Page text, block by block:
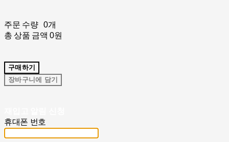
주문 수량
0개
총 상품 금액 0원
구매하기
장바구니에 담기
휴대폰 번호